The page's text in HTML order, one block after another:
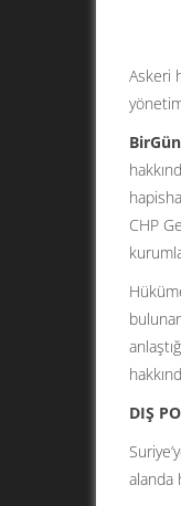
Askeri
CHP
DIŞ
alanda